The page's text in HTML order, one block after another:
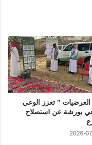
العرضيات ” تعزز الوعي
بورشة عن استصلاح
2026-